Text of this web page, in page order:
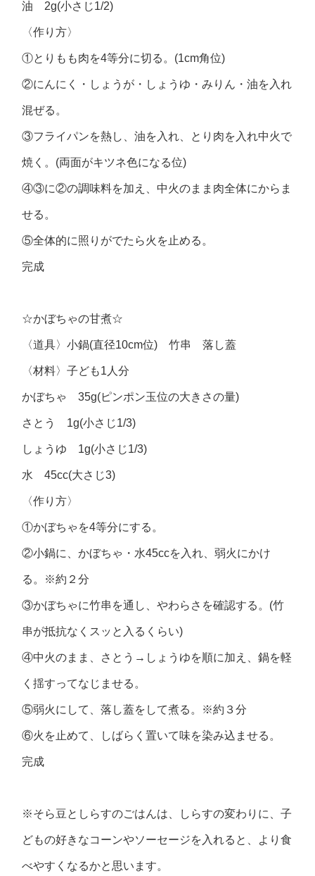
油 2g(小さじ1/2)
〈作り方〉
①とりもも肉を4等分に切る。(1cm角位)
②にんにく・しょうが・しょうゆ・みりん・油を入れ
混ぜる。
③フライパンを熱し、油を入れ、とり肉を入れ中火で
焼く。(両面がキツネ色になる位)
④③に②の調味料を加え、中火のまま肉全体にからま
せる。
⑤全体的に照りがでたら火を止める。
完成
☆かぼちゃの甘煮☆
〈道具〉小鍋(直径10cm位) 竹串 落し蓋
〈材料〉子ども1人分
かぼちゃ 35g(ピンポン玉位の大きさの量)
さとう 1g(小さじ1/3)
しょうゆ 1g(小さじ1/3)
水 45cc(大さじ3)
〈作り方〉
①かぼちゃを4等分にする。
②小鍋に、かぼちゃ・水45ccを入れ、弱火にかけ
る。※約２分
③かぼちゃに竹串を通し、やわらさを確認する。(竹
串が抵抗なくスッと入るくらい)
④中火のまま、さとう→しょうゆを順に加え、鍋を軽
く揺すってなじませる。
⑤弱火にして、落し蓋をして煮る。※約３分
⑥火を止めて、しばらく置いて味を染み込ませる。
完成
※そら豆としらすのごはんは、しらすの変わりに、子
どもの好きなコーンやソーセージを入れると、より食
べやすくなるかと思います。